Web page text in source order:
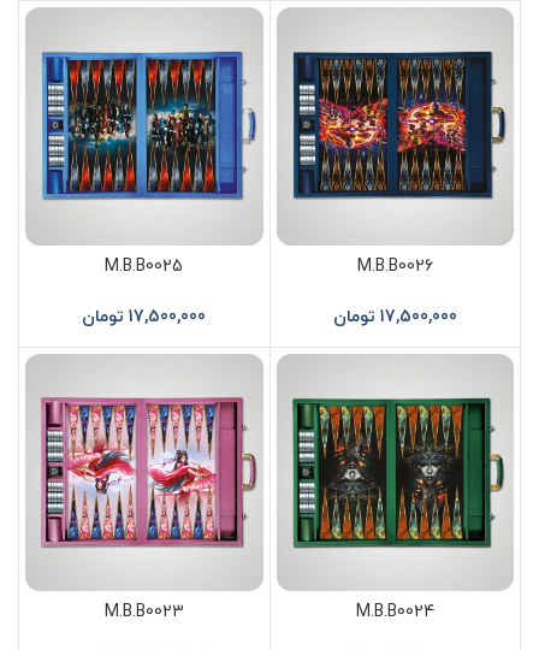
M.B.B0026
17,500,000 تومان
M.B.B0025
17,500,000 تومان
M.B.B0024
M.B.B0023